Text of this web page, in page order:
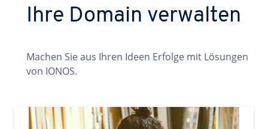
Ihre Domain verwalten
Machen Sie aus Ihren Ideen Erfolge mit Lösungen
von IONOS.